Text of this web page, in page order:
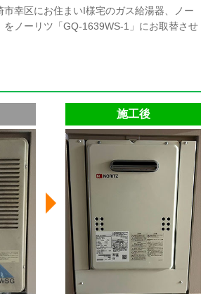
幸区にお住まいI様宅のガス給湯器、ノー
をノーリツ「GQ-1639WS-1」にお取替させ
施工後